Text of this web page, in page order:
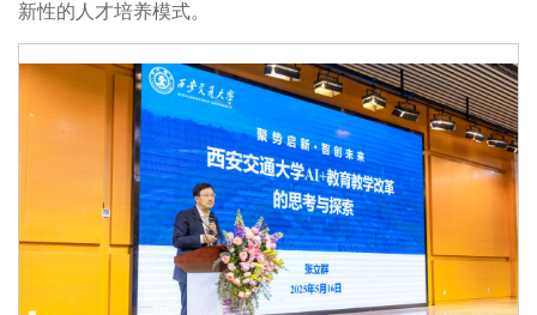
新性的人才培养模式。